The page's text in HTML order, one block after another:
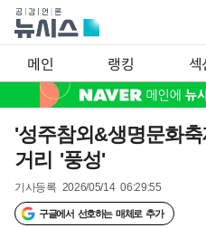
메인 랭킹 섹
'성주참외&생명문화
거리 '풍성'
기사등록 2026/05/14 06:29:55
구글에서 선호하는 매체로 추가